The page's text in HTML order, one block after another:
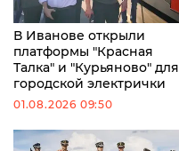
В Иванове открыли
платформы "Красная
Талка" и "Курьяново" для
городской электрички
01.08.2026 09:50